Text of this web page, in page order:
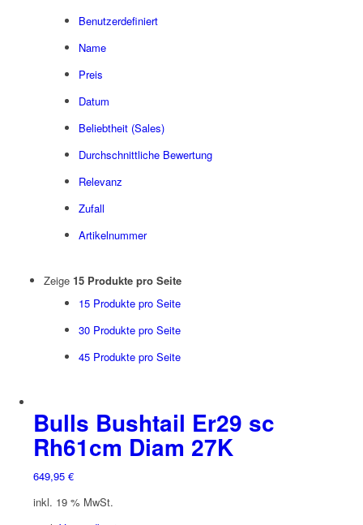
Benutzerdefiniert
Name
Preis
Datum
Beliebtheit (Sales)
Durchschnittliche Bewertung
Relevanz
Zufall
Artikelnummer
Zeige 15 Produkte pro Seite
15 Produkte pro Seite
30 Produkte pro Seite
45 Produkte pro Seite
Bulls Bushtail Er29 sc
Rh61cm Diam 27K
649,95 €
inkl. 19 % MwSt.